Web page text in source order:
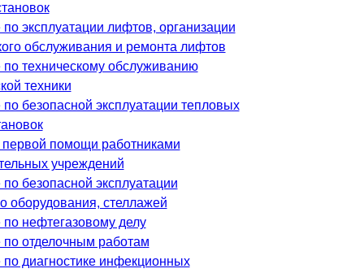
эксплуатации лифтов, организации
обслуживания и ремонта лифтов
техническому обслуживанию
техники
безопасной эксплуатации тепловых
помощи работниками
учреждений
безопасной эксплуатации
оборудования, стеллажей
нефтегазовому делу
отделочным работам
диагностике инфекционных